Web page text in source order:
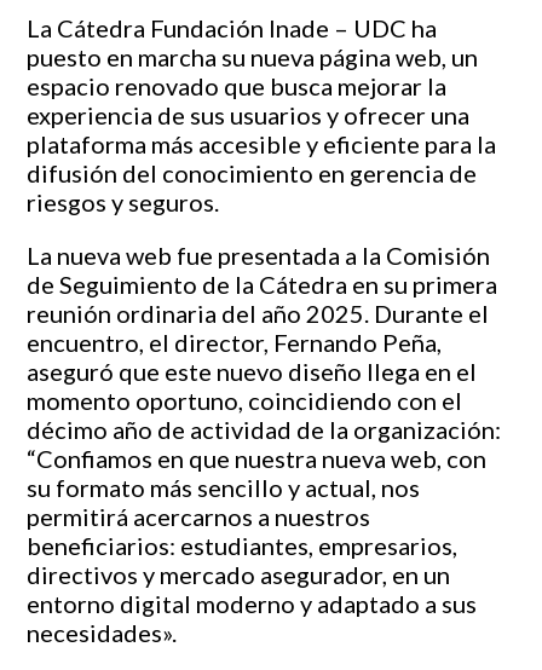
La Cátedra Fundación Inade – UDC ha
puesto en marcha su nueva página web, un
espacio renovado que busca mejorar la
experiencia de sus usuarios y ofrecer una
plataforma más accesible y eficiente para la
difusión del conocimiento en gerencia de
riesgos y seguros.
La nueva web fue presentada a la Comisión
de Seguimiento de la Cátedra en su primera
reunión ordinaria del año 2025. Durante el
encuentro, el director, Fernando Peña,
aseguró que este nuevo diseño llega en el
momento oportuno, coincidiendo con el
décimo año de actividad de la organización:
“Confiamos en que nuestra nueva web, con
su formato más sencillo y actual, nos
permitirá acercarnos a nuestros
beneficiarios: estudiantes, empresarios,
directivos y mercado asegurador, en un
entorno digital moderno y adaptado a sus
necesidades».